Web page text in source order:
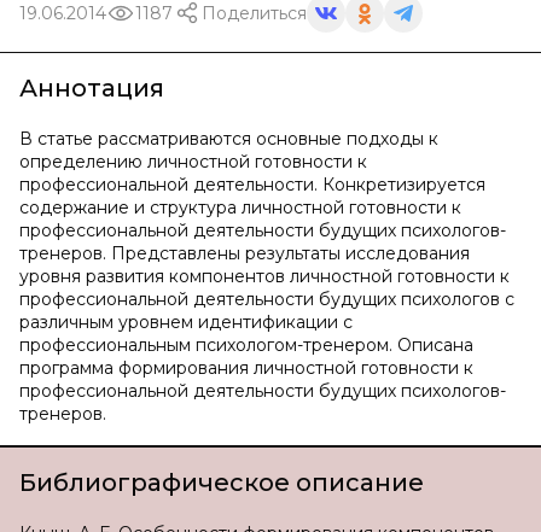
19.06.2014 1187 Поделиться
Аннотация
В статье рассматриваются основные подходы к
определению личностной готовности к
профессиональной деятельности. Конкретизируется
содержание и структура личностной готовности к
профессиональной деятельности будущих психологов-
тренеров. Представлены результаты исследования
уровня развития компонентов личностной готовности к
профессиональной деятельности будущих психологов с
различным уровнем идентификации с
профессиональным психологом-тренером. Описана
программа формирования личностной готовности к
профессиональной деятельности будущих психологов-
тренеров.
Библиографическое описание